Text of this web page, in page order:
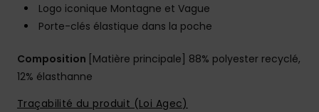
Logo iconique Montagne et Vague
Porte-clés élastique dans la poche
Composition [Matière principale] 88% polyester recyclé,
12% élasthanne
Traçabilité du produit (Loi Agec)